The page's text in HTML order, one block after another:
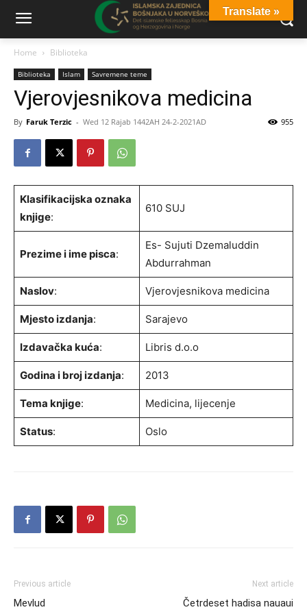
Home Biblioteka
Biblioteka Islam Savremene teme
Vjerovjesnikova medicina
By Faruk Terzic - Wed 12 Rajab 1442AH 24-2-2021AD 955
Klasifikacijska oznaka
knjige:
610 SUJ
Prezime i ime pisca:
Es- Sujuti Dzemaluddin
Abdurrahman
Naslov: Vjerovjesnikova medicina
Mjesto izdanja: Sarajevo
Izdavačka kuća: Libris d.o.o
Godina i broj izdanja: 2013
Tema knjige: Medicina, lijecenje
Status: Oslo
Previous article
Mevlud
Next article
Četrdeset hadisa nauaui
Translate »